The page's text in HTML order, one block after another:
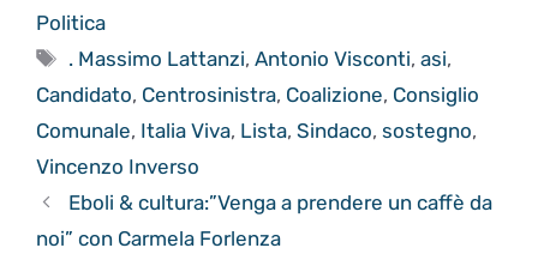
Politica
Tag
. Massimo Lattanzi,Antonio Visconti,asi,
Candidato, Centrosinistra, Coalizione, Consiglio
Comunale, Italia Viva, Lista, Sindaco, sostegno,
Vincenzo Inverso
Eboli & cultura:”Venga a prendere un caffè da
noi” con Carmela Forlenza